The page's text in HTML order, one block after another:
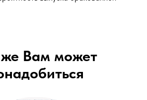
же Вам может